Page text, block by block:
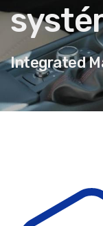
Integrated